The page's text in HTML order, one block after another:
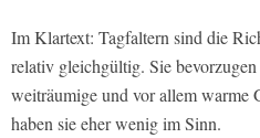
Im Klartext: Tagfaltern sind die
relativ gleichgültig. Sie
weiträumige und vor allem warme
haben sie eher wenig im Sinn.